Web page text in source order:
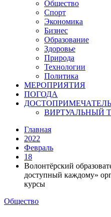
Общество
Спорт
Экономика
Бизнес
Образование
Здоровье
Природа
Технологии
Политика
МЕРОПРИЯТИЯ
ПОГОДА
ВИРТУАЛЬНЫЙ
Главная
2022
Февраль
18
Волонтёрский
доступный каждому»
курсы
Общество